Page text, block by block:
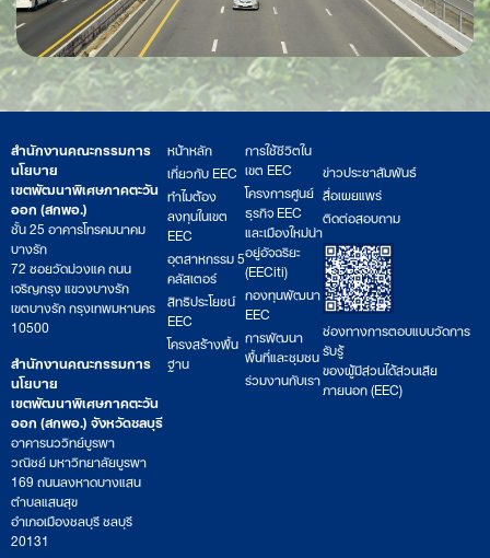
สำนักงานคณะกรรมการ
นโยบาย
เขตพัฒนาพิเศษภาคตะวัน
ออก (สกพอ.)
ชั้น 25 อาคารโทรคมนาคม
บางรัก
72 ซอยวัดม่วงแค ถนน
เจริญกรุง แขวงบางรัก
เขตบางรัก กรุงเทพมหานคร
10500
สำนักงานคณะกรรมการ
นโยบาย
เขตพัฒนาพิเศษภาคตะวัน
ออก (สกพอ.) จังหวัดชลบุรี
อาคารนววิทย์บูรพา
วณิชย์ มหาวิทยาลัยบูรพา
169 ถนนลงหาดบางแสน
ตำบลแสนสุข
อำเภอเมืองชลบุรี ชลบุรี
20131
หน้าหลัก
เกี่ยวกับ EEC
ทำไมต้อง
ลงทุนในเขต
EEC
อุตสาหกรรม 5
คลัสเตอร์
สิทธิประโยชน์
EEC
โครงสร้างพื้น
ฐาน
การใช้ชีวิตใน
เขต EEC
โครงการศูนย์
ธุรกิจ EEC
และเมืองใหม่น่า
อยู่อัจฉริยะ
(EECiti)
กองทุนพัฒนา
EEC
การพัฒนา
พื้นที่และชุมชน
ร่วมงานกับเรา
ข่าวประชาสัมพันธ์
สื่อเผยแพร่
ติดต่อสอบถาม
ช่องทางการตอบแบบวัดการ
รับรู้
ของผู้มีส่วนได้ส่วนเสีย
ภายนอก (EEC)